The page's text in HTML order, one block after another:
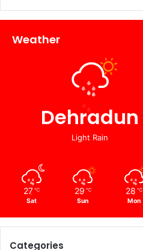
Weather
Dehradun
Light Rain
27 ℃
Sat
29 ℃
Sun
28 ℃
Mon
Categories